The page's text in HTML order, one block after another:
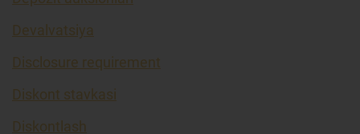
Devalvatsiya
Disclosure requirement
Diskont stavkasi
Diskontlash